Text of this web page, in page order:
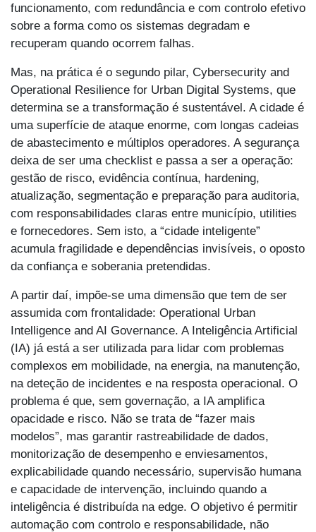
funcionamento, com redundância e com controlo efetivo
sobre a forma como os sistemas degradam e
recuperam quando ocorrem falhas.
Mas, na prática é o segundo pilar, Cybersecurity and
Operational Resilience for Urban Digital Systems, que
determina se a transformação é sustentável. A cidade é
uma superfície de ataque enorme, com longas cadeias
de abastecimento e múltiplos operadores. A segurança
deixa de ser uma checklist e passa a ser a operação:
gestão de risco, evidência contínua, hardening,
atualização, segmentação e preparação para auditoria,
com responsabilidades claras entre município, utilities
e fornecedores. Sem isto, a “cidade inteligente”
acumula fragilidade e dependências invisíveis, o oposto
da confiança e soberania pretendidas.
A partir daí, impõe-se uma dimensão que tem de ser
assumida com frontalidade: Operational Urban
Intelligence and AI Governance. A Inteligência Artificial
(IA) já está a ser utilizada para lidar com problemas
complexos em mobilidade, na energia, na manutenção,
na deteção de incidentes e na resposta operacional. O
problema é que, sem governação, a IA amplifica
opacidade e risco. Não se trata de “fazer mais
modelos”, mas garantir rastreabilidade de dados,
monitorização de desempenho e enviesamentos,
explicabilidade quando necessário, supervisão humana
e capacidade de intervenção, incluindo quando a
inteligência é distribuída na edge. O objetivo é permitir
automação com controlo e responsabilidade, não